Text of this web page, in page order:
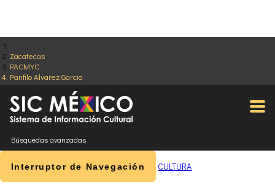
Zacatecas
PACMYC
Panfilo Alvarez Garcia
Búsquedas avanzadas
Interruptor de Navegación CULTURA